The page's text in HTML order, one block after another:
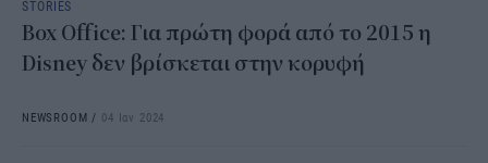
STORIES
Box Office: Για πρώτη φορά από το 2015 η
Disney δεν βρίσκεται στην κορυφή
NEWSROOM / 04 Ιαν 2024